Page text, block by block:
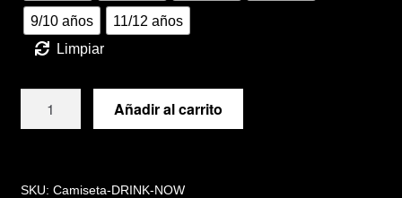
9/10 años
11/12 años
Limpiar
Añadir al carrito
SKU: Camiseta-DRINK-NOW